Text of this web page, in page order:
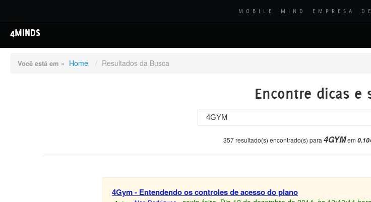
MOBILE MIND EMPRESA
4MINDS
Você está em » Home / Resultados da Busca
Encontre dicas e
357 resultado(s) encontrado(s) para 4GYMem
4Gym - Entendendo os controles de acesso do plano